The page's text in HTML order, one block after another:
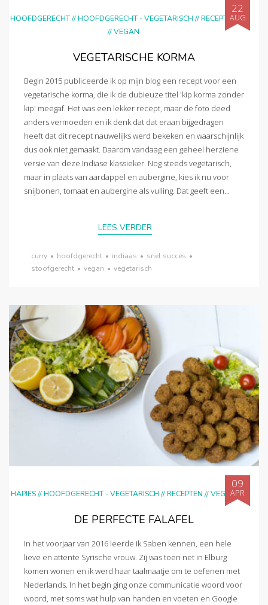
HOOFDGERECHT//HOOFDGERECHT - VEGETARISCH //RECEPTEN
//VEGAN
22
AUG
VEGETARISCHE KORMA
Begin 2015 publiceerde ik op mijn blog een recept voor een
vegetarische korma, die ik de dubieuze titel 'kip korma zonder
kip' meegaf. Het was een lekker recept, maar de foto deed
anders vermoeden en ik denk dat dat eraan bijgedragen
heeft dat dit recept nauwelijks werd bekeken en waarschijnlijk
dus ook niet gemaakt. Daarom vandaag een geheel herziene
versie van deze Indiase klassieker. Nog steeds vegetarisch,
maar in plaats van aardappel en aubergine, kies ik nu voor
snijbonen, tomaat en aubergine als vulling. Dat geeft een...
LEES VERDER
curry • hoofdgerecht • indiaas • snel succes •
stoofgerecht • vegan • vegetarisch
HAPJES//HOOFDGERECHT - VEGETARISCH //RECEPTEN //VEGAN
09
APR
DE PERFECTE FALAFEL
In het voorjaar van 2016 leerde ik Saben kennen, een hele
lieve en attente Syrische vrouw. Zij was toen net in Elburg
komen wonen en ik werd haar taalmaatje om te oefenen met
Nederlands. In het begin ging onze communicatie woord voor
woord, met soms wat hulp van handen en voeten en Google